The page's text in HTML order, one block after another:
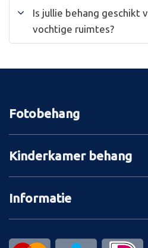
Is jullie behang geschikt
vochtige ruimtes?
Fotobehang
Kinderkamer behang
Informatie